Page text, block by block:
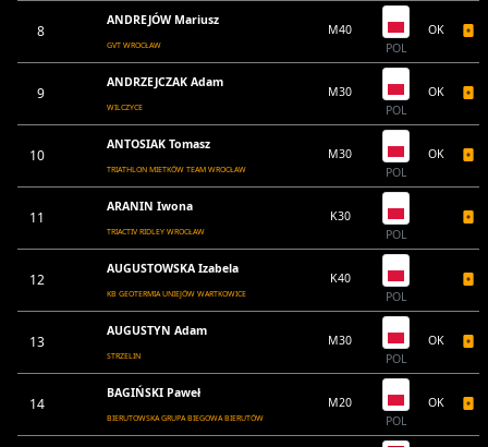
8
ANDREJÓW Mariusz
GVT WROCŁAW
M40
POL
OK
9
ANDRZEJCZAK Adam
WILCZYCE
M30
POL
OK
10
ANTOSIAK Tomasz
TRIATHLON MIETKÓW TEAM WROCŁAW
M30
POL
OK
11
ARANIN Iwona
TRIACTIV RIDLEY WROCŁAW
K30
POL
12
AUGUSTOWSKA Izabela
KB GEOTERMIA UNIEJÓW WARTKOWICE
K40
POL
13
AUGUSTYN Adam
STRZELIN
M30
POL
OK
14
BAGIŃSKI Paweł
BIERUTOWSKA GRUPA BIEGOWA BIERUTÓW
M20
POL
OK